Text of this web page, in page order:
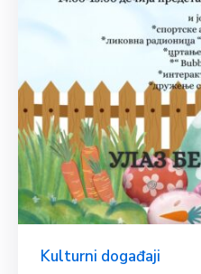
Kulturni događaji